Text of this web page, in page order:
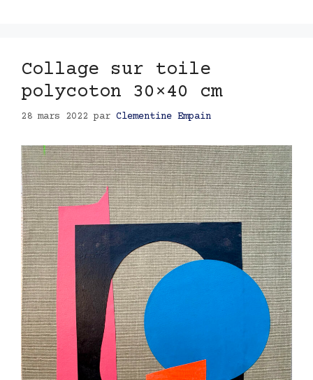
Collage sur toile
polycoton 30×40 cm
28 mars 2022 par Clementine Empain